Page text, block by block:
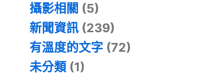
攝影相關 (5)
新聞資訊 (239)
有溫度的文字 (72)
未分類 (1)